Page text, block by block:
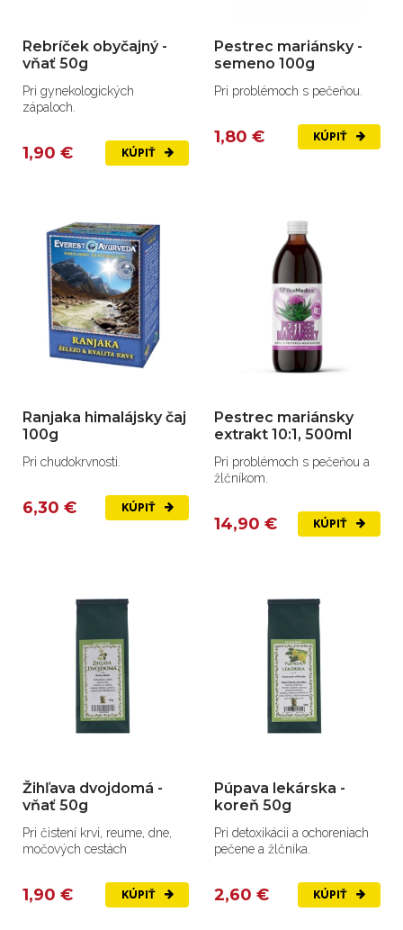
Rebríček obyčajný -
vňať 50g
Pri gynekologických
zápaloch.
1,90 € KÚPIŤ
Pestrec mariánsky -
semeno 100g
Pri problémoch s pečeňou.
1,80 € KÚPIŤ
Ranjaka himalájsky čaj
100g
Pri chudokrvnosti.
6,30 € KÚPIŤ
Pestrec mariánsky
extrakt 10:1, 500ml
Pri problémoch s pečeňou a
žlčníkom.
14,90 € KÚPIŤ
Žihľava dvojdomá -
vňať 50g
Pri čistení krvi, reume, dne,
močových cestách
1,90 € KÚPIŤ
Púpava lekárska -
koreň 50g
Pri detoxikácii a ochoreniach
pečene a žlčníka.
2,60 € KÚPIŤ